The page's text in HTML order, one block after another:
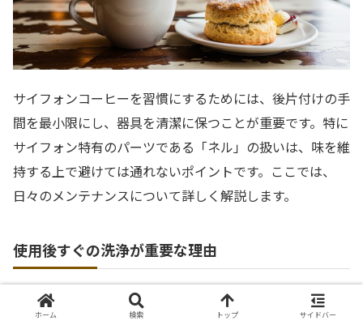
サイフォンコーヒーを習慣にするためには、後片付けの手
間を最小限にし、器具を清潔に保つことが重要です。特に
サイフォン特有のパーツである「ネル」の扱いは、味を維
持する上で避けては通れないポイントです。ここでは、
日々のメンテナンスについて詳しく解説します。
使用後すぐの洗浄が重要な理由
サイフォンの器具は、使い終わったらできるだけ早く洗う
ホーム 検索 トップ サイドバー